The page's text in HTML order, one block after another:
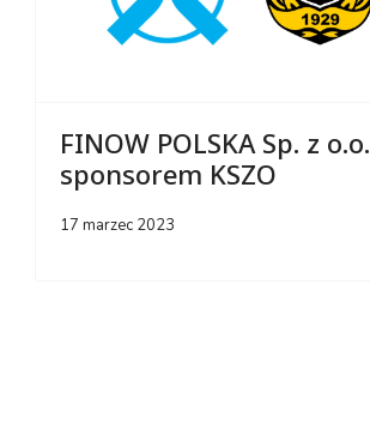
FINOW POLSKA Sp. z o.o.
sponsorem KSZO
17 marzec 2023